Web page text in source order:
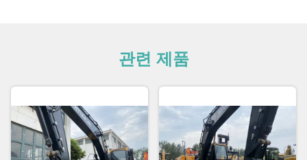
관련 제품